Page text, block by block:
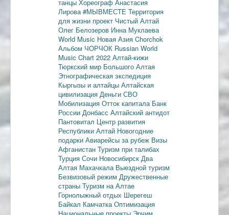
танцы Хореограф Анастасия
Лирова #МЫВМЕСТЕ Территория
для жизни проект Чистый Алтай
Олег Белозеров Инна Муклаева
World Music Новая Азия Chorchok
Альбом ЧОРЧОК Russian World
Music Chart 2022 Алтай-кижи
Тюркский мир Большого Алтая
Этнографическая экспедиция
Кыргызы и алтайцы Алтайская
цивилизация Деньги СВО
Мобилизация Отток капитала Банк
России Донбасс Алтайский антидот
Пантовитал Центр развития
Республики Алтай Новогодние
подарки Авиарейсы за рубеж Визы
Афганистан Туризм при талибах
Турция Сочи Новосибирск Два
Алтая Махачкала Выездной туризм
Безвизовый режим Дружественные
страны Туризм на Алтае
Горнолыжный отдых Шерегеш
Байкал Камчатка Оптимизация
Национальные проекты Эрчим